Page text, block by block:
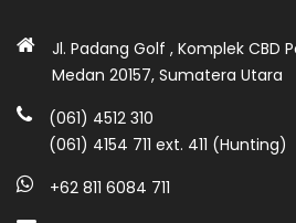
Jl. Padang Golf , Komplek CBD
Medan 20157, Sumatera Utara
(061) 4512 310
(061) 4154 711 ext. 411 (Hunting)
+62 811 6084 711